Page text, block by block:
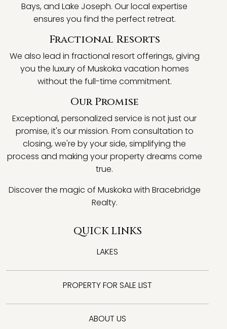
Bays, and Lake Joseph. Our local expertise
ensures you find the perfect retreat.
Fractional Resorts
We also lead in fractional resort offerings, giving
you the luxury of Muskoka vacation homes
without the full-time commitment.
Our Promise
Exceptional, personalized service is not just our
promise, it's our mission. From consultation to
closing, we're by your side, simplifying the
process and making your property dreams come
true.
Discover the magic of Muskoka with Bracebridge
Realty.
QUICK LINKS
LAKES
PROPERTY FOR SALE LIST
ABOUT US